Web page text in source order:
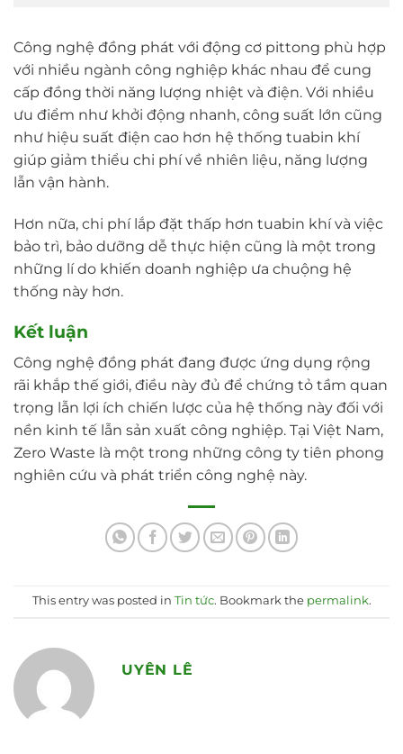
Công nghệ đồng phát với động cơ pittong phù hợp
với nhiều ngành công nghiệp khác nhau để cung
cấp đồng thời năng lượng nhiệt và điện. Với nhiều
ưu điểm như khởi động nhanh, công suất lớn cũng
như hiệu suất điện cao hơn hệ thống tuabin khí
giúp giảm thiểu chi phí về nhiên liệu, năng lượng
lẫn vận hành.
Hơn nữa, chi phí lắp đặt thấp hơn tuabin khí và việc
bảo trì, bảo dưỡng dễ thực hiện cũng là một trong
những lí do khiến doanh nghiệp ưa chuộng hệ
thống này hơn.
Kết luận
Công nghệ đồng phát đang được ứng dụng rộng
rãi khắp thế giới, điều này đủ để chứng tỏ tầm quan
trọng lẫn lợi ích chiến lược của hệ thống này đối với
nền kinh tế lẫn sản xuất công nghiệp. Tại Việt Nam,
Zero Waste là một trong những công ty tiên phong
nghiên cứu và phát triển công nghệ này.
This entry was posted in Tin tức. Bookmark the permalink.
UYÊN LÊ